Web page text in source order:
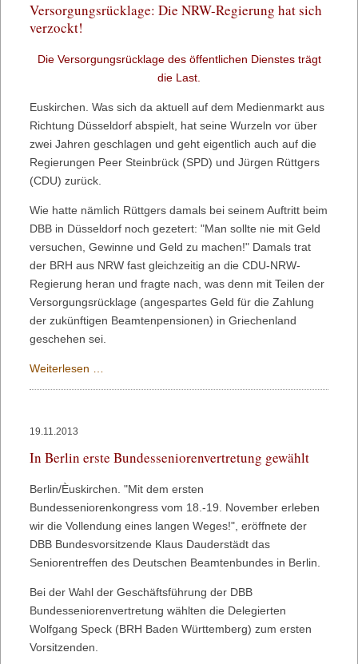
beim
Versorgungsrücklage: Die NRW-Regierung hat sich
verzockt!
Die Versorgungsrücklage des öffentlichen Dienstes trägt
die Last.
Euskirchen. Was sich da aktuell auf dem Medienmarkt aus
Richtung Düsseldorf abspielt, hat seine Wurzeln vor über
zwei Jahren geschlagen und geht eigentlich auch auf die
Regierungen Peer Steinbrück (SPD) und Jürgen Rüttgers
(CDU) zurück.
Wie hatte nämlich Rüttgers damals bei seinem Auftritt beim
DBB in Düsseldorf noch gezetert: "Man sollte nie mit Geld
versuchen, Gewinne und Geld zu machen!" Damals trat
der BRH aus NRW fast gleichzeitig an die CDU-NRW-
Regierung heran und fragte nach, was denn mit Teilen der
Versorgungsrücklage (angespartes Geld für die Zahlung
der zukünftigen Beamtenpensionen) in Griechenland
geschehen sei.
Weiterlesen …
sich
19.11.2013
In Berlin erste Bundesseniorenvertretung gewählt
Berlin/Èuskirchen. "Mit dem ersten
Bundesseniorenkongress vom 18.-19. November erleben
wir die Vollendung eines langen Weges!", eröffnete der
DBB Bundesvorsitzende Klaus Dauderstädt das
Seniorentreffen des Deutschen Beamtenbundes in Berlin.
Bei der Wahl der Geschäftsführung der DBB
Bundesseniorenvertretung wählten die Delegierten
Wolfgang Speck (BRH Baden Württemberg) zum ersten
Vorsitzenden.